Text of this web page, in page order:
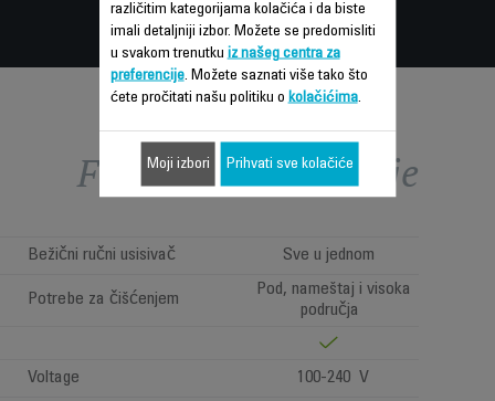
Funkcije – poređenje
Bežični ručni usisivač Sve u jednom
Potrebe za čišćenjem
Pod, nameštaj i visoka
područja
Voltage 100-240 V
različitim kategorijama kolačića i da biste
imali detaljniji izbor. Možete se predomisliti
u svakom trenutku iz našeg centra za
preferencije. Možete saznati više tako što
ćete pročitati našu politiku o kolačićima.
Moji izbori Prihvati sve kolačiće